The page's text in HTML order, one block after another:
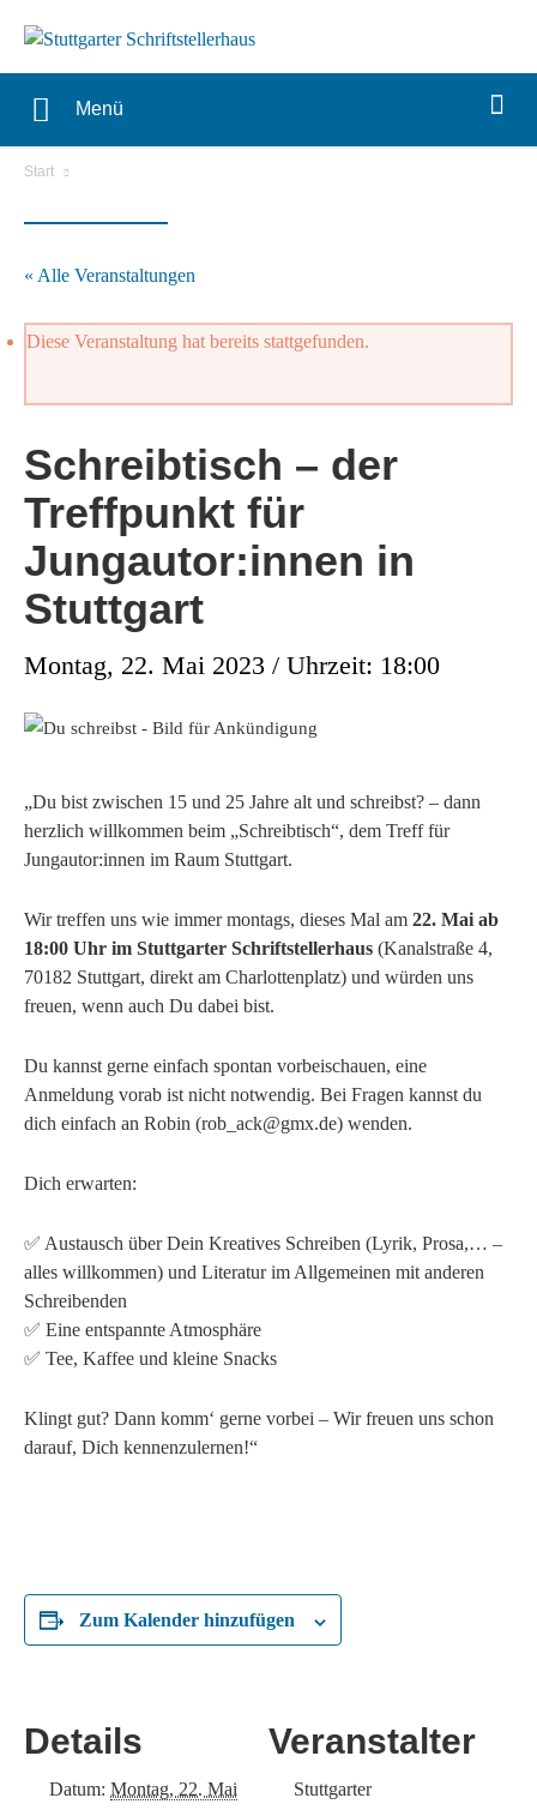
Menü
Start
« Alle Veranstaltungen
Diese Veranstaltung hat bereits stattgefunden.
Schreibtisch – der
Treffpunkt für
Jungautor:innen in
Stuttgart
Montag, 22. Mai 2023 / Uhrzeit: 18:00
„Du bist zwischen 15 und 25 Jahre alt und schreibst? – dann
herzlich willkommen beim „Schreibtisch“, dem Treff für
Jungautor:innen im Raum Stuttgart.
Wir treffen uns wie immer montags, dieses Mal am 22. Mai ab
18:00 Uhr im Stuttgarter Schriftstellerhaus (Kanalstraße 4,
70182 Stuttgart, direkt am Charlottenplatz) und würden uns
freuen, wenn auch Du dabei bist.
Du kannst gerne einfach spontan vorbeischauen, eine
Anmeldung vorab ist nicht notwendig. Bei Fragen kannst du
dich einfach an Robin (rob_ack@gmx.de) wenden.
Dich erwarten:
✅ Austausch über Dein Kreatives Schreiben (Lyrik, Prosa,… –
alles willkommen) und Literatur im Allgemeinen mit anderen
Schreibenden
✅ Eine entspannte Atmosphäre
✅ Tee, Kaffee und kleine Snacks
Klingt gut? Dann komm‘ gerne vorbei – Wir freuen uns schon
darauf, Dich kennenzulernen!“
Zum Kalender hinzufügen
Details
Datum: Montag, 22. Mai
Veranstalter
Stuttgarter